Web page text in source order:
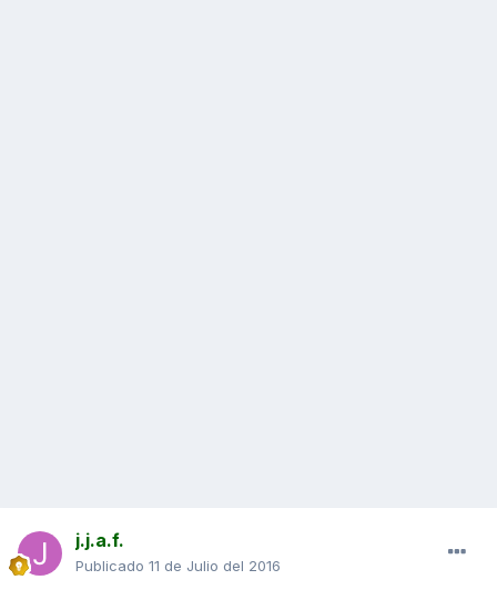
j.j.a.f.
Publicado 11 de Julio del 2016